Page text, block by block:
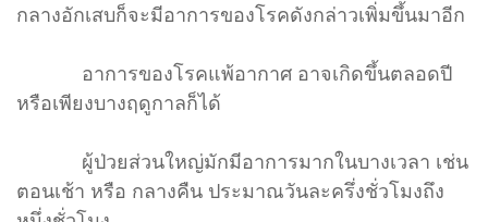
กลางอักเสบก็จะมีอาการของโรคดังกล่าวเพิ่มขึ้นมาอีก
อาการของโรคแพ้อากาศ อาจเกิดขึ้นตลอดปี
หรือเพียงบางฤดูกาลก็ได้
ผู้ป่วยส่วนใหญ่มักมีอาการมากในบางเวลา เช่น
ตอนเช้า หรือ กลางคืน ประมาณวันละครึ่งชั่วโมงถึง